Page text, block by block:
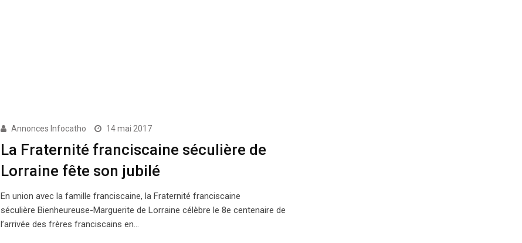
Annonces Infocatho 14 mai 2017
La Fraternité franciscaine séculière de
Lorraine fête son jubilé
En union avec la famille franciscaine, la Fraternité franciscaine
séculière Bienheureuse-Marguerite de Lorraine célèbre le 8e centenaire de
l’arrivée des frères franciscains en…